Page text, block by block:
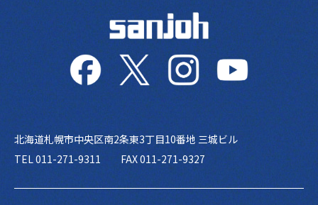
北海道札幌市中央区南2条東3丁目10番地 三城ビル
TEL 011-271-9311
FAX 011-271-9327